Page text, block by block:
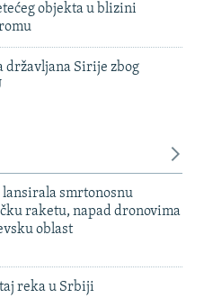
objekta u blizini
državljana Sirije zbog
lansirala smrtonosnu
raketu, napad dronovima
oblast
reka u Srbiji